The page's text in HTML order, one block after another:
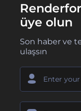
üye olun
Son haber ve
ulaşsın